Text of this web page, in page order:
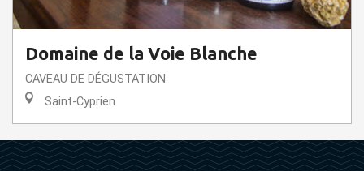
Domaine de la Voie Blanche
CAVEAU DE DÉGUSTATION
Saint-Cyprien